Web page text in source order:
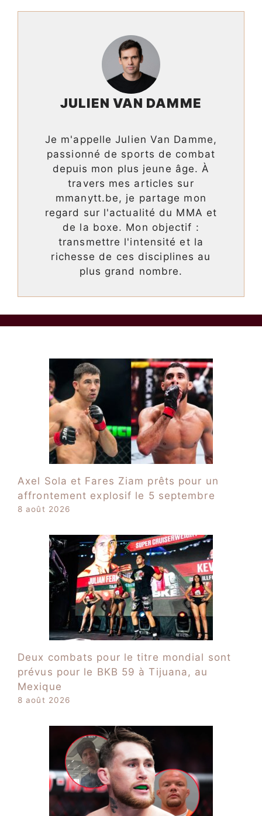
JULIEN VAN DAMME
Je m'appelle Julien Van Damme,
passionné de sports de combat
depuis mon plus jeune âge. À
travers mes articles sur
mmanytt.be, je partage mon
regard sur l'actualité du MMA et
de la boxe. Mon objectif :
transmettre l'intensité et la
richesse de ces disciplines au
plus grand nombre.
Axel Sola et Fares Ziam prêts pour un
affrontement explosif le 5 septembre
8 août 2026
Deux combats pour le titre mondial sont
prévus pour le BKB 59 à Tijuana, au
Mexique
8 août 2026